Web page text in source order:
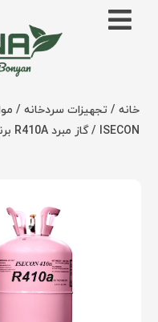
خانه / تجهیزات سردخانه /
ISECON / گاز مبرد R410A برند ISECON ایسکون